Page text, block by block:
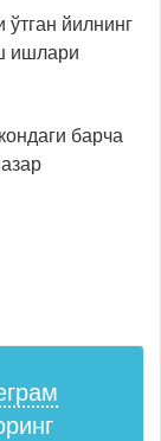
йилнинг
ишлари
барча